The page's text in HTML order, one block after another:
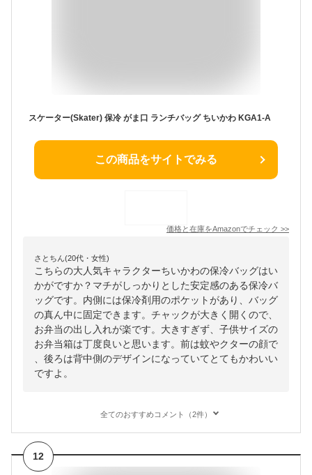
スケーター(Skater) 保冷 がま口 ランチバッグ ちいかわ KGA1-A
この商品をサイトでみる
価格と在庫をAmazonでチェック >>
さとちん(20代・女性)
こちらの大人気キャラクターちいかわの保冷バッグはい
かがですか？マチがしっかりとした安定感のある保冷バ
ッグです。内側には保冷剤用のポケットがあり、バッグ
の真ん中に固定できます。チャックが大きく開くので、
お弁当の出し入れが楽です。大きすぎず、子供サイズの
お弁当箱は丁度良いと思います。前は蚊やクターの顔で
、後ろは背中側のデザインになっていてとてもかわいい
ですよ。
全てのおすすめコメント（2件）
12